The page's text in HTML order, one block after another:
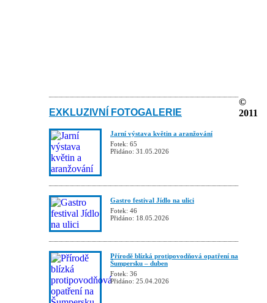
EXKLUZIVNÍ FOTOGALERIE
Jarní výstava květin a aranžování
Fotek: 65
Přidáno: 31.05.2026
Gastro festival Jídlo na ulici
Fotek: 46
Přidáno: 18.05.2026
Přírodě blízká protipovodňová opatření na
Šumpersku – duben
Fotek: 36
Přidáno: 25.04.2026
©
2011